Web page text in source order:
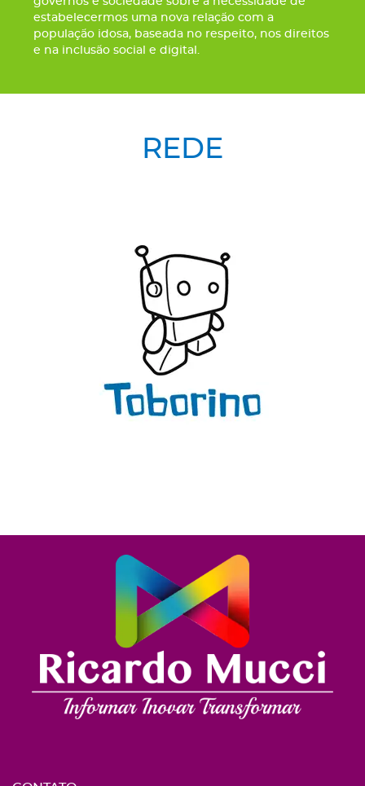
estabelecermos uma nova relação com a
população idosa, baseada no respeito, nos direitos
e na inclusão social e digital.
REDE